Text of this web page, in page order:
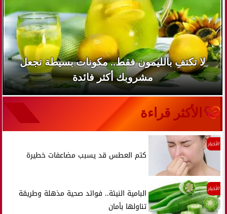
لا تكتفِ بالليمون فقط.. مكونات بسيطة تجعل
مشروبك أكثر فائدة
الأكثر قراءة
الأخبار
كتم العطس قد يسبب مضاعفات خطيرة
الأخبار
البامية النيئة.. فوائد صحية مذهلة وطريقة
تناولها بأمان